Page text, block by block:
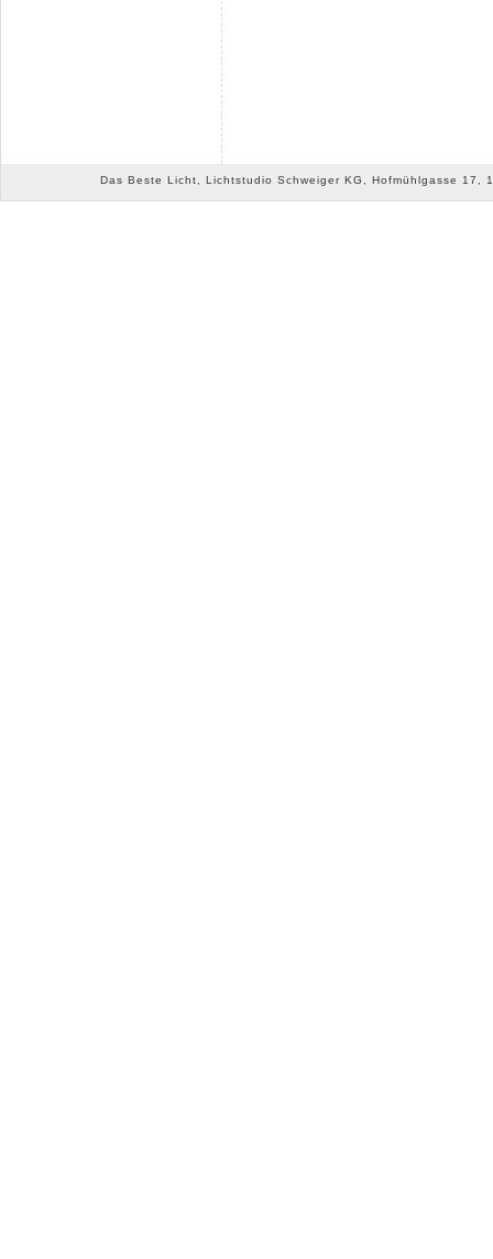
Das Beste Licht, Lichtstudio Schweiger KG, Hofmühlgasse